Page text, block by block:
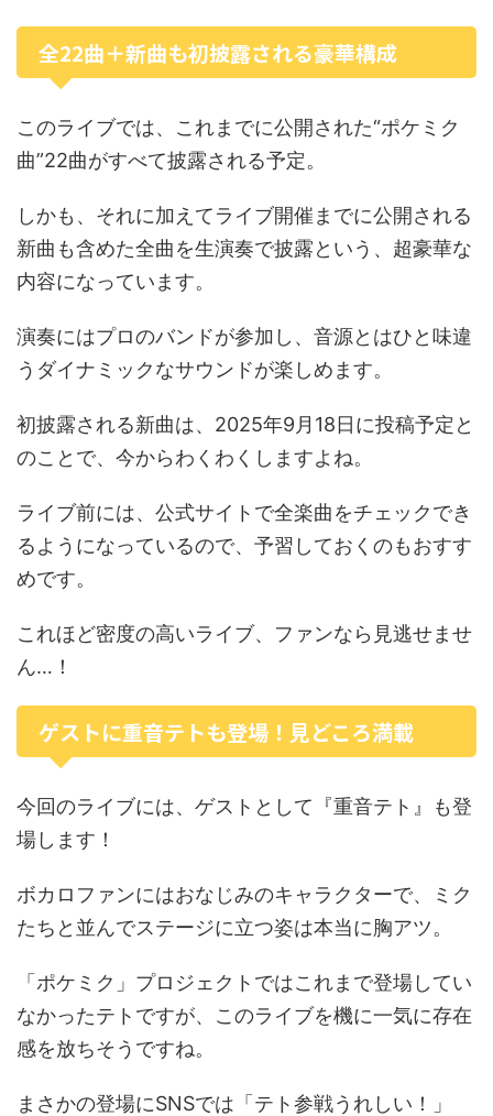
全22曲＋新曲も初披露される豪華構成
このライブでは、これまでに公開された“ポケミク
曲”22曲がすべて披露される予定。
しかも、それに加えてライブ開催までに公開される
新曲も含めた全曲を生演奏で披露という、超豪華な
内容になっています。
演奏にはプロのバンドが参加し、音源とはひと味違
うダイナミックなサウンドが楽しめます。
初披露される新曲は、2025年9月18日に投稿予定と
のことで、今からわくわくしますよね。
ライブ前には、公式サイトで全楽曲をチェックでき
るようになっているので、予習しておくのもおすす
めです。
これほど密度の高いライブ、ファンなら見逃せませ
ん…！
ゲストに重音テトも登場！見どころ満載
今回のライブには、ゲストとして『重音テト』も登
場します！
ボカロファンにはおなじみのキャラクターで、ミク
たちと並んでステージに立つ姿は本当に胸アツ。
「ポケミク」プロジェクトではこれまで登場してい
なかったテトですが、このライブを機に一気に存在
感を放ちそうですね。
まさかの登場にSNSでは「テト参戦うれしい！」